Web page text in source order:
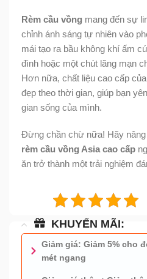
Rèm cầu vồng mang đến sự
chỉnh ánh sáng tự nhiên vào
mái tạo ra bầu không khí ấm
đình hoặc một chút lãng mạn
Hơn nữa, chất liệu cao cấp
đẹp theo thời gian, giúp bạn
gian sống của mình.
Đừng chần chừ nữa! Hãy
rèm cầu vồng Asia cao cấp
ăn trở thành một trải nghiệm
KHUYẾN MÃI:
Giảm giá: Giảm 5% cho
mét ngang